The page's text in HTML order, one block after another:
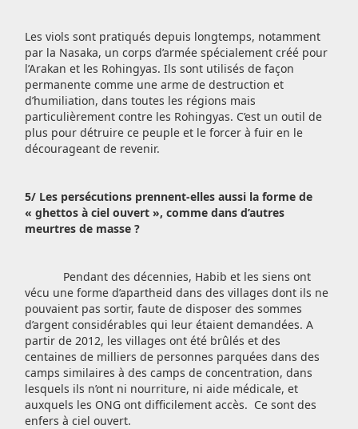
Les viols sont pratiqués depuis longtemps, notamment
par la Nasaka, un corps d’armée spécialement créé pour
l’Arakan et les Rohingyas. Ils sont utilisés de façon
permanente comme une arme de destruction et
d’humiliation, dans toutes les régions mais
particulièrement contre les Rohingyas. C’est un outil de
plus pour détruire ce peuple et le forcer à fuir en le
décourageant de revenir.
5/ Les persécutions prennent-elles aussi la forme de
« ghettos à ciel ouvert », comme dans d’autres
meurtres de masse ?
Pendant des décennies, Habib et les siens ont
vécu une forme d’apartheid dans des villages dont ils ne
pouvaient pas sortir, faute de disposer des sommes
d’argent considérables qui leur étaient demandées. A
partir de 2012, les villages ont été brûlés et des
centaines de milliers de personnes parquées dans des
camps similaires à des camps de concentration, dans
lesquels ils n’ont ni nourriture, ni aide médicale, et
auxquels les ONG ont difficilement accès. Ce sont des
enfers à ciel ouvert.